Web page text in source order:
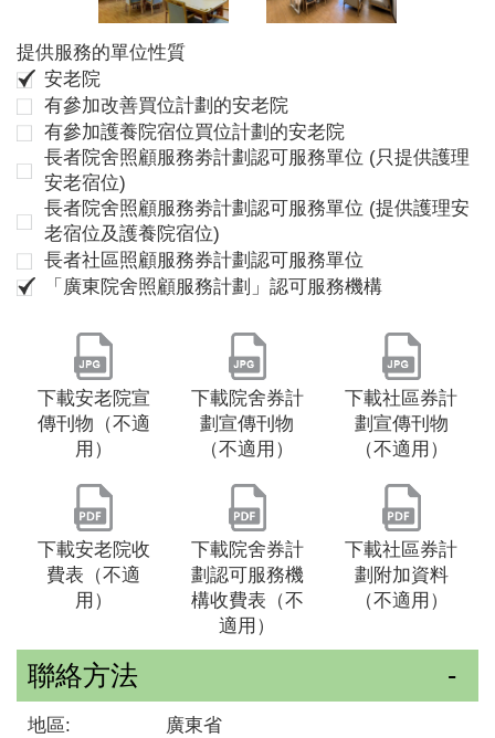
提供服務的單位性質
安老院
有參加改善買位計劃的安老院
有參加護養院宿位買位計劃的安老院
長者院舍照顧服務劵計劃認可服務單位 (只提供護理
安老宿位)
長者院舍照顧服務劵計劃認可服務單位 (提供護理安
老宿位及護養院宿位)
長者社區照顧服務券計劃認可服務單位
「廣東院舍照顧服務計劃」認可服務機構
下載安老院宣
傳刊物（不適
用）
下載院舍券計
劃宣傳刊物
（不適用）
下載社區券計
劃宣傳刊物
（不適用）
下載安老院收
費表（不適
用）
下載院舍券計
劃認可服務機
構收費表（不
適用）
下載社區券計
劃附加資料
（不適用）
聯絡方法
地區: 廣東省